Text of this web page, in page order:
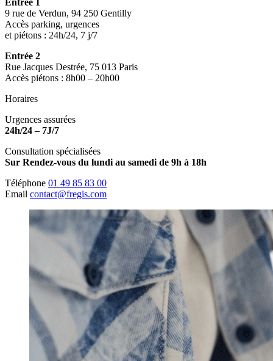
9 rue de Verdun, 94 250 Gentilly
Accès parking, urgences
et piétons : 24h/24, 7 j/7
Entrée 2
Rue Jacques Destrée, 75 013 Paris
Accès piétons : 8h00 – 20h00
Horaires
Urgences assurées
24h/24 – 7J/7
Consultation spécialisées
Sur Rendez-vous du lundi au samedi de 9h à 18h
Téléphone 01 49 85 83 00
Email contact@fregis.com